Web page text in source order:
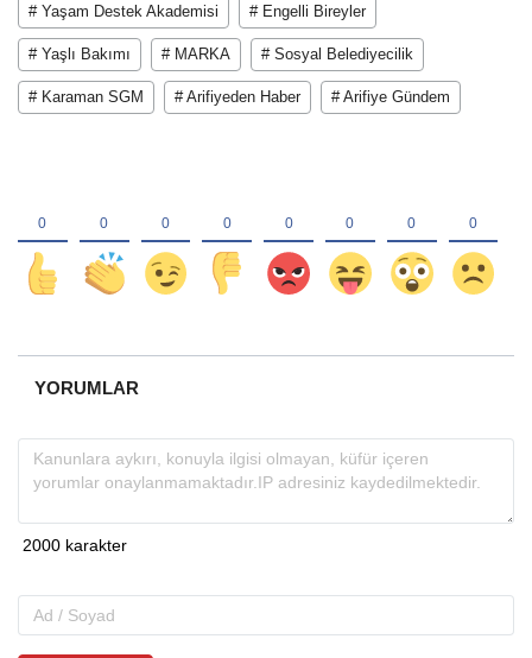
# Yaşam Destek Akademisi # Engelli Bireyler
# Yaşlı Bakımı # MARKA # Sosyal Belediyecilik
# Karaman SGM # Arifiyeden Haber # Arifiye Gündem
YORUMLAR